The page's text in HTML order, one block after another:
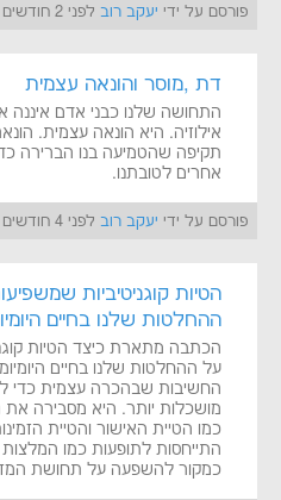
פורסם על ידי יעקב רוב לפני 2 חודשים 4 שבועות
דת ,מוסר והונאה עצמית
התחושה שלנו כבני אדם איננה
אילוזיה. היא הונאה עצמית.
תקיפה שהטמיעה בנו הברירה כדי
אחרים לטובתנו.
פורסם על ידי יעקב רוב לפני 4 חודשים 2 ימים
הטיות קוגניטיביות
ההחלטות שלנו בחיים
הכתבה מתארת כיצד הטיות
על ההחלטות שלנו בחיים
החשיבות שבהכרה עצמית כדי
מושכלות יותר. היא מסבירה את
כמו הטיית האישור והטיית
התייחסות לתופעות כמו
כמקור להשפעה על תחושת